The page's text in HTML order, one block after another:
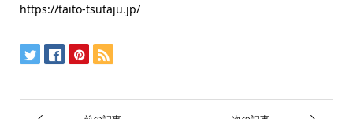
https://taito-tsutaju.jp/